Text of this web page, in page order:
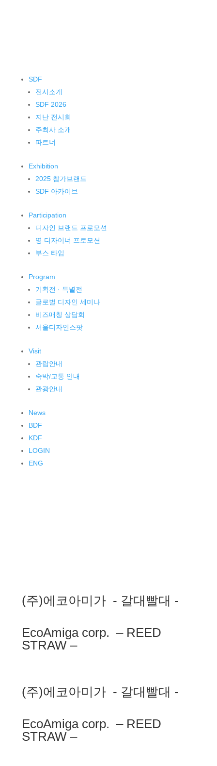
SDF
전시소개
SDF 2026
지난 전시회
주최사 소개
파트너
Exhibition
2025 참가브랜드
SDF 아카이브
Participation
디자인 브랜드 프로모션
영 디자이너 프로모션
부스 타입
Program
기획전 · 특별전
글로벌 디자인 세미나
비즈매칭 상담회
서울디자인스팟
Visit
관람안내
숙박/교통 안내
관광안내
News
BDF
KDF
LOGIN
ENG
(주)에코아미가 - 갈대빨대 -
EcoAmiga corp. – REED
STRAW –
(주)에코아미가 - 갈대빨대 -
EcoAmiga corp. – REED
STRAW –